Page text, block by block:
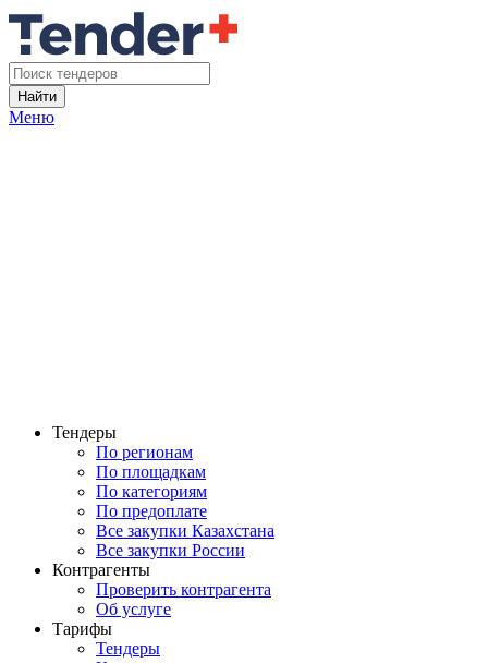
Найти
Меню
Тендеры
По регионам
По площадкам
По категориям
По предоплате
Все закупки Казахстана
Все закупки России
Контрагенты
Проверить контрагента
Об услуге
Тарифы
Тендеры